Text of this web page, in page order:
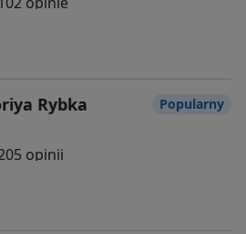
Rybka
opinii
Popularny